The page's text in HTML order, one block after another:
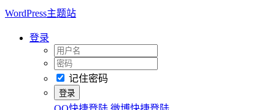
WordPress主题站
登录
记住密码